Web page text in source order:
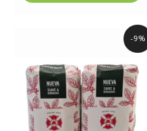
-9%
30.76€.
Current
price
27.98€.